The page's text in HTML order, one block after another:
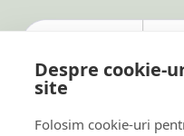
Despre cookie-
site
Folosim cookie-uri